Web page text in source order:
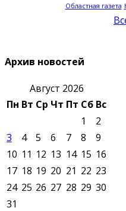
Областная газета
Архив новостей
Август 2026
Пн Вт Ср Чт Пт Сб Вс
1
2
3
4 5 6 7 8
9
10 11 12 13 14 15 16
17 18 19 20 21 22 23
24 25 26 27 28 29 30
31